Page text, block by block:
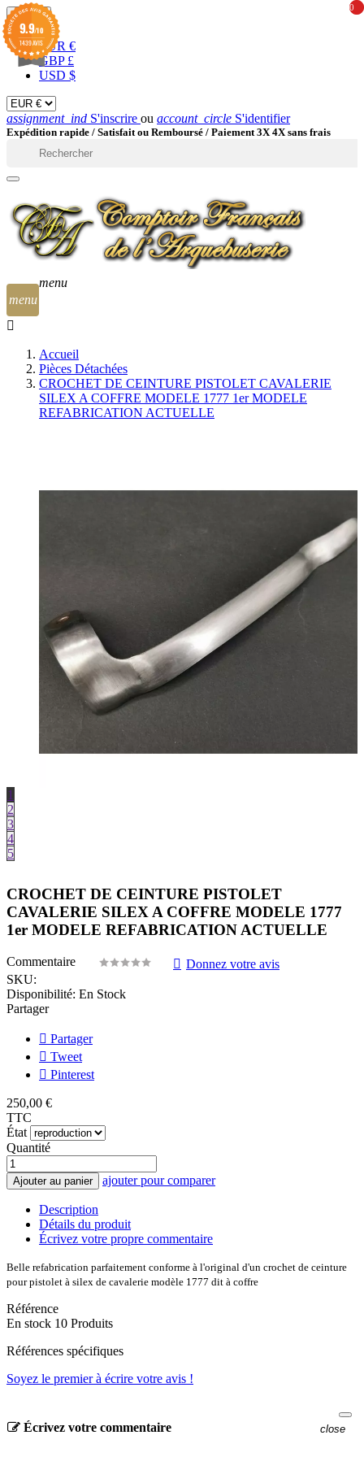
EUR 
EUR €
GBP £
USD $
assignment_ind S'inscrire ou account_circle S'identifier
Expédition rapide / Satisfait ou Remboursé / Paiement 3X 4X sans frais
menu
0
0
menu
Accueil
Pièces Détachées
CROCHET DE CEINTURE PISTOLET CAVALERIE
SILEX A COFFRE MODELE 1777 1er MODELE
REFABRICATION ACTUELLE
1
2
3
4
5
CROCHET DE CEINTURE PISTOLET
CAVALERIE SILEX A COFFRE MODELE 1777
1er MODELE REFABRICATION ACTUELLE
Commentaire
Donnez votre avis
SKU:
Disponibilité: En Stock
Partager
Partager
Tweet
Pinterest
250,00 €
TTC
État
Quantité
Ajouter au panier ajouter pour comparer
Description
Détails du produit
Écrivez votre propre commentaire
Belle refabrication parfaitement conforme à l'original d'un crochet de ceinture
pour pistolet à silex de cavalerie modèle 1777 dit à coffre
Référence
En stock 10 Produits
Références spécifiques
Soyez le premier à écrire votre avis !
Écrivez votre commentaire close
9.9/10
1439 AVIS